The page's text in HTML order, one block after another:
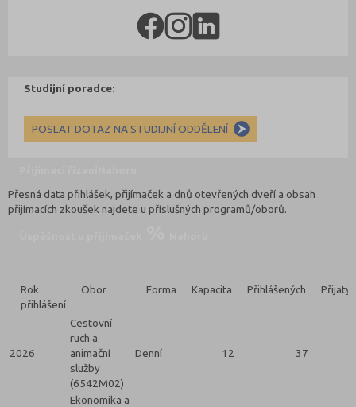
Studijní poradce:
POSLAT DOTAZ NA STUDIJNÍ ODDĚLENÍ
Přesná data přihlášek, přijímaček a dnů otevřených dveří a obsah
přijímacích zkoušek najdete u příslušných programů/oborů.
Rok
přihlášení
Obor Forma Kapacita Přihlášených
2026
Cestovní
ruch a
animační
služby
(6542M02)
Denní 12 37
Ekonomika a